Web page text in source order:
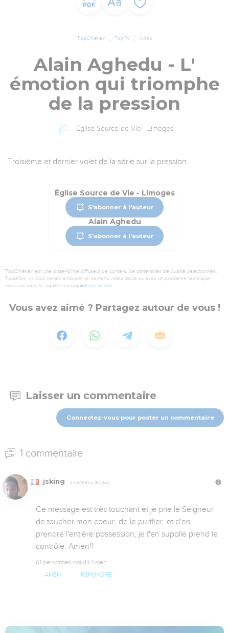
TopChrétien TopTV Vidéo
Alain Aghedu - L'
émotion qui triomphe
de la pression
Église Source de Vie - Limoges
Troisième et dernier volet de la série sur la pression .
Église Source de Vie - Limoges
S'abonner à l'auteur
Alain Aghedu
S'abonner à l'auteur
TopChrétien est une plate-forme diffuseur de contenu de partenaires de qualité sélectionnés.
Toutefois, si vous veniez à trouver un contenu vidéo illicite ou avec un problème technique,
merci de nous le signaler en cliquant sur ce lien.
Vous avez aimé ? Partagez autour de vous !
Laisser un commentaire
Connectez-vous pour poster un commentaire
1 commentaire
jsking Il y a 15 ans, 9 mois
Ce message est très touchant et je prie le Seigneur
de toucher mon coeur, de le purifier, et d'en
prendre l'entière possession, je t'en supplie prend le
contrôle; Amen!!
61 personnes ont dit Amen
AMEN RÉPONDRE